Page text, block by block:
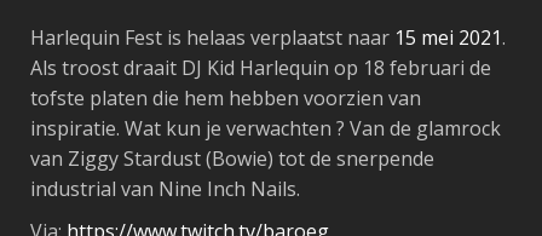
Harlequin Fest is helaas verplaatst naar 15 mei 2021.
Als troost draait DJ Kid Harlequin op 18 februari de
tofste platen die hem hebben voorzien van
inspiratie. Wat kun je verwachten ? Van de glamrock
van Ziggy Stardust (Bowie) tot de snerpende
industrial van Nine Inch Nails.